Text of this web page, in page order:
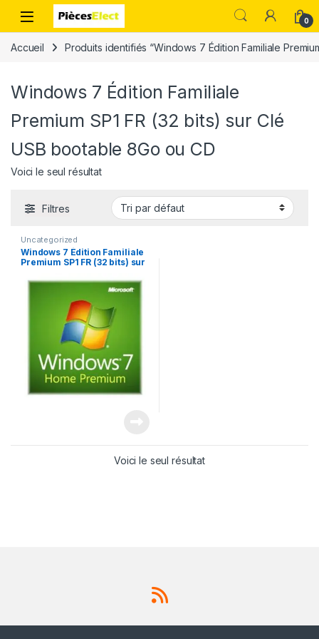
0
Accueil Produits identifiés “Windows 7 Édition Familiale
Windows 7 Édition Familiale
Premium SP1 FR (32 bits) sur Clé
USB bootable 8Go ou CD
Voici le seul résultat
Filtres
Uncategorized
Windows 7 Édition Familiale
Premium SP1 FR (32 bits) sur
Voici le seul résultat